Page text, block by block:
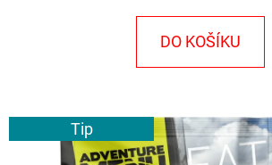
DO KOŠÍKU
Tip
J
E